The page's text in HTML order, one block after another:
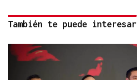
También te puede interesar